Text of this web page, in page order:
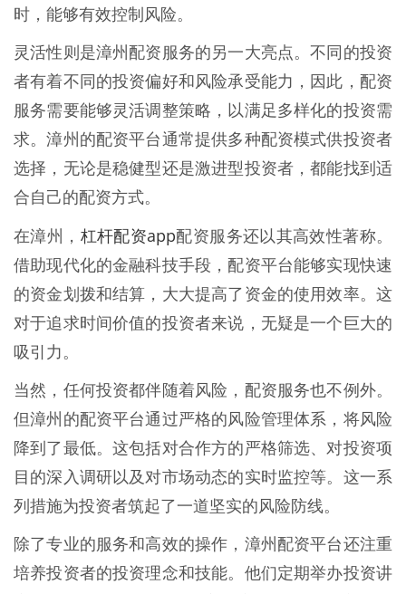
时，能够有效控制风险。
灵活性则是漳州配资服务的另一大亮点。不同的投资
者有着不同的投资偏好和风险承受能力，因此，配资
服务需要能够灵活调整策略，以满足多样化的投资需
求。漳州的配资平台通常提供多种配资模式供投资者
选择，无论是稳健型还是激进型投资者，都能找到适
合自己的配资方式。
在漳州， 杠杆配资app配资服务还以其高效性著称。
借助现代化的金融科技手段，配资平台能够实现快速
的资金划拨和结算，大大提高了资金的使用效率。这
对于追求时间价值的投资者来说，无疑是一个巨大的
吸引力。
当然，任何投资都伴随着风险，配资服务也不例外。
但漳州的配资平台通过严格的风险管理体系，将风险
降到了最低。这包括对合作方的严格筛选、对投资项
目的深入调研以及对市场动态的实时监控等。这一系
列措施为投资者筑起了一道坚实的风险防线。
除了专业的服务和高效的操作，漳州配资平台还注重
培养投资者的投资理念和技能。他们定期举办投资讲